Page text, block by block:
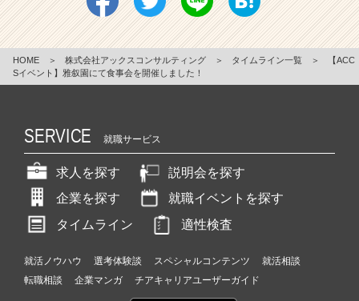
HOME ＞ 株式会社アックスコンサルティング ＞ タイムライン一覧 ＞
【ACC
Sイベント】雅叙園にて食事会を開催しました！
SERVICE 就職サービス
求人を探す
説明会を探す
企業を探す
就職イベントを探す
タイムライン
適性検査
就活ノウハウ 選考体験談 スペシャルコンテンツ
就活相談
転職相談
企業マンガ チアキャリアユーザーガイド